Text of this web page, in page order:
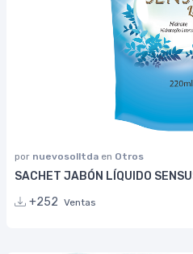
por nuevosolltda en Otros
SACHET JABÓN LÍQUIDO
+252 Ventas